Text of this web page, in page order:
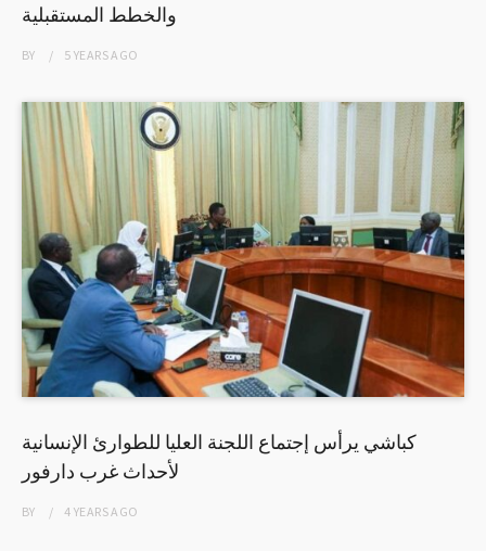
والخطط المستقبلية
BY 5 YEARSAGO
كباشي يرأس إجتماع اللجنة العليا للطوارئ الإنسانية
لأحداث غرب دارفور
BY 4 YEARSAGO